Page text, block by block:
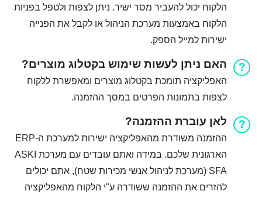
הלקוח יכול להעביר מסר ישיר. ניתן לצפות ולטפל בפניות
הלקוח באמצעות מערכת הניהול או לקבל את הפנייה
ישירות למייל הספק.
האם ניתן לעשות שימוש בקטלוג מוצרים?
האפליקציה תומכת בקטלוג מוצרים ומאפשרת ללקוח
לצפות בתמונות הפרטים במסך ההזמנה.
לאן עוברת ההזמנה?
ההזמנה משודרת מהאפליקציה ישירות למערכת ה-ERP
הארגונית שלכם. במידה ואתם עובדים עם מערכת ASKI
SFA (מערכת לניהול אנשי מכירות שטח), אתם יכולים
להזרים את ההזמנה ששודרה ע"י הלקוח מהאפליקציה